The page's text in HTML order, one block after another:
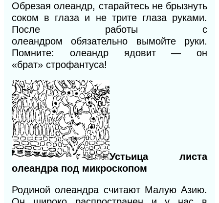
Обрезая олеандр, старайтесь не брызнуть
соком в глаза и не трите глаза руками.
После работы с
олеандромобязательно вымойте руки.
Помните: олеандр ядовит — он
«брат» строфантуса!
Устьица листа
олеандра под микроскопом
Родиной олеандра считают Малую Азию.